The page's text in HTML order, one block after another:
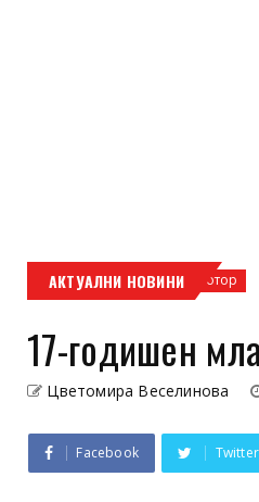
АКТУАЛНИ НОВИНИ
кросов мотор Кой е твоят
17-годишен
Цветомира Веселинова
Facebook Twitter